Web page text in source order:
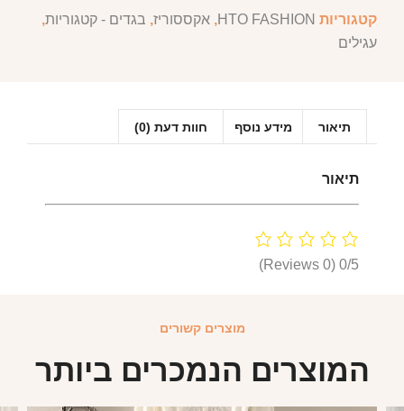
קטגוריות HTO FASHION
, אקססוריז, בגדים - קטגוריות,
עגילים
תיאור מידע נוסף חוות דעת (0)
תיאור
0/5
(0 Reviews)
מוצרים קשורים
המוצרים הנמכרים ביותר